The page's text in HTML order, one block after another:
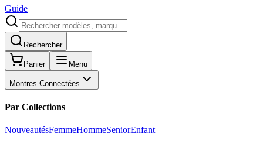
Guide
Rechercher
Panier Menu
Montres Connectées
Par Collections
NouveautésFemmeHommeSeniorEnfant